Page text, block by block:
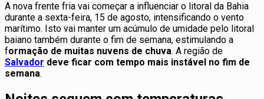
A nova frente fria vai começar a influenciar o litoral da Bahia
durante a sexta-feira, 15 de agosto, intensificando o vento
marítimo. Isto vai manter um acúmulo de umidade pelo litoral
baiano também durante o fim de semana, estimulando a
formação de muitas nuvens de chuva. A região de
Salvador deve ficar com tempo mais instável no fim de
semana.